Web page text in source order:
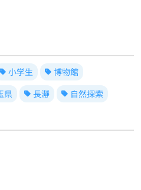
小学生
博物館
県 長瀞 自然探索